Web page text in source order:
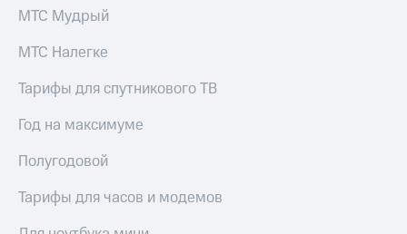
погашении
именных
облигаций
Другое
Регистратор
Контакты
деловая этика
На главную
МТС Мудрый
МТС Налегке
Тарифы для спутникового ТВ
Год на максимуме
Полугодовой
Тарифы для часов и модемов